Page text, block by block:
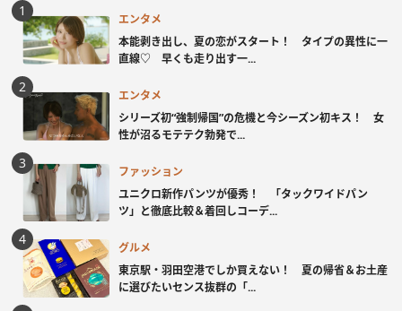
エンタメ
本能剥き出し、夏の恋がスタート！ タイプの異性に一
直線♡ 早くも走り出す一...
エンタメ
シリーズ初“強制帰国”の危機と今シーズン初キス！ 女
性が沼るモテテク勃発で...
ファッション
ユニクロ新作パンツが優秀！ 「タックワイドパン
ツ」と徹底比較＆着回しコーデ...
グルメ
東京駅・羽田空港でしか買えない！ 夏の帰省＆お土産
に選びたいセンス抜群の「...